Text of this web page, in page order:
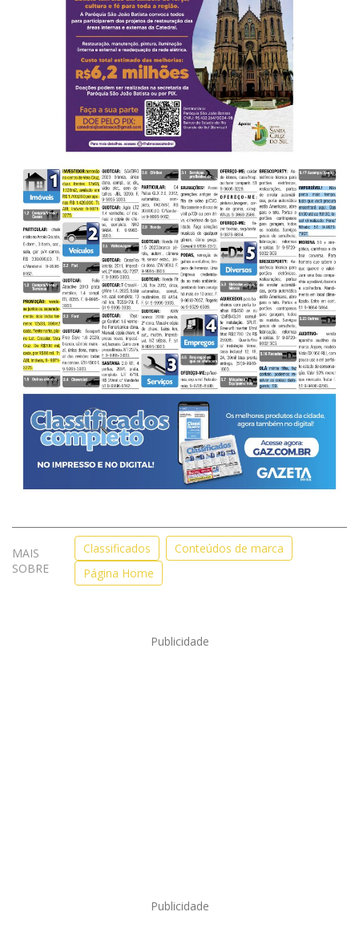
MAIS
SOBRE
Classificados
Conteúdos de marca
Página Home
Publicidade
Publicidade